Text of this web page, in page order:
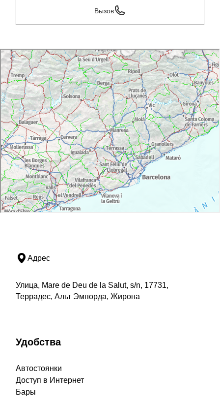
Вызов
Адрес
Улица, Mare de Deu de la Salut, s/n, 17731,
Террадес, Альт Эмпорда, Жирона
Удобства
Автостоянки
Доступ в Интернет
Бары